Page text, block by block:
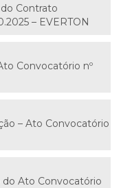
Contrato
– EVERTON
Convocatório nº
– Ato Convocatório
Ato Convocatório